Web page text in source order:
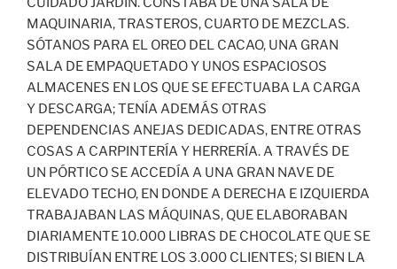
MAQUINARIA, TRASTEROS, CUARTO DE MEZCLAS.
SÓTANOS PARA EL OREO DEL CACAO, UNA GRAN
SALA DE EMPAQUETADO Y UNOS ESPACIOSOS
ALMACENES EN LOS QUE SE EFECTUABA LA CARGA
Y DESCARGA; TENÍA ADEMÁS OTRAS
DEPENDENCIAS ANEJAS DEDICADAS, ENTRE OTRAS
COSAS A CARPINTERÍA Y HERRERÍA. A TRAVÉS DE
UN PÓRTICO SE ACCEDÍA A UNA GRAN NAVE DE
ELEVADO TECHO, EN DONDE A DERECHA E IZQUIERDA
TRABAJABAN LAS MÁQUINAS, QUE ELABORABAN
DIARIAMENTE 10.000 LIBRAS DE CHOCOLATE QUE SE
DISTRIBUÍAN ENTRE LOS 3.000 CLIENTES; SI BIEN LA